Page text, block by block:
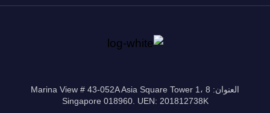
العنوان: 8 Marina View # 43-052A Asia Square Tower 1،
Singapore 018960. UEN: 201812738K